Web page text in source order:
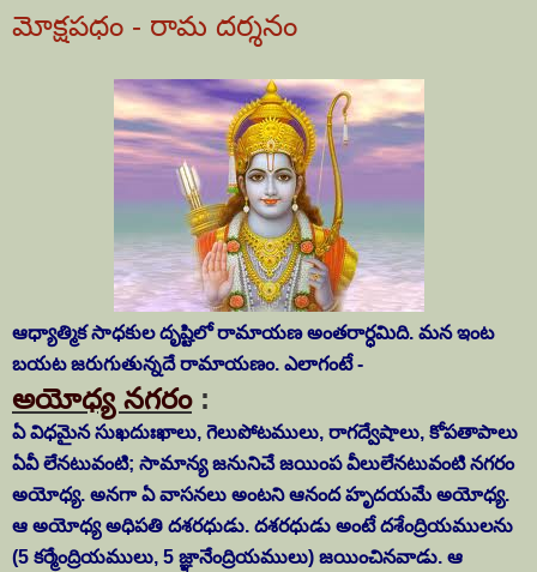
మోక్షపధం - రామ దర్శనం
ఆధ్యాత్మిక సాధకుల దృష్టిలో రామాయణ అంతరార్ధమిది. మన ఇంట
బయట జరుగుతున్నదే రామాయణం. ఎలాగంటే -
అయోధ్య నగరం:
ఏ విధమైన సుఖదుఃఖాలు, గెలుపోటములు, రాగద్వేషాలు, కోపతాపాలు
ఏవీ లేనటువంటి; సామాన్య జనునిచే జయింప వీలులేనటువంటి నగరం
అయోధ్య. అనగా ఏ వాసనలు అంటని ఆనంద హృదయమే అయోధ్య.
ఆ అయోధ్య అధిపతి దశరధుడు. దశరధుడు అంటే దశేంద్రియములను
(5 కర్మేంద్రియములు, 5 జ్ఞానేంద్రియములు) జయించినవాడు. ఆ